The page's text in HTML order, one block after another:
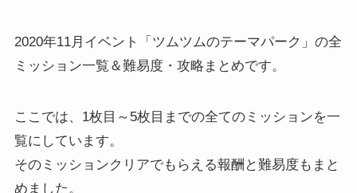
2020年11月イベント「ツムツムのテーマパーク」の全
ミッション一覧＆難易度・攻略まとめです。
ここでは、1枚目～5枚目までの全てのミッションを一
覧にしています。
そのミッションクリアでもらえる報酬と難易度もまと
めました。